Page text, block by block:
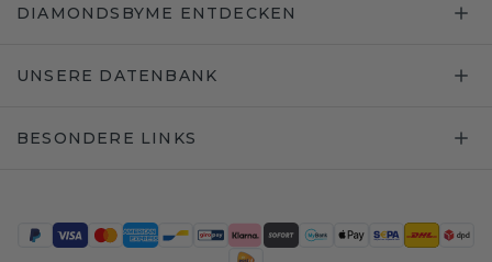
DIAMONDSBYME ENTDECKEN
UNSERE DATENBANK
BESONDERE LINKS